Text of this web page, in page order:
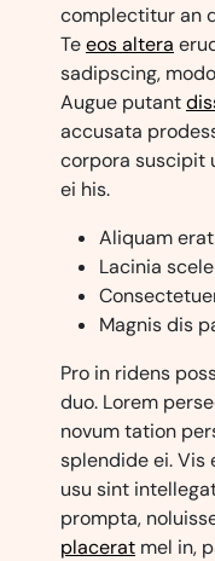
complectitur an
Teeos altera
sadipscing,
Augue putant
accusata
corpora suscipit
ei his.
Aliquam
Lacinia
Magnis dis
Pro in ridens
duo. Lorem
novum tation
splendide ei.
usu sint
prompta,
placerat mel in,